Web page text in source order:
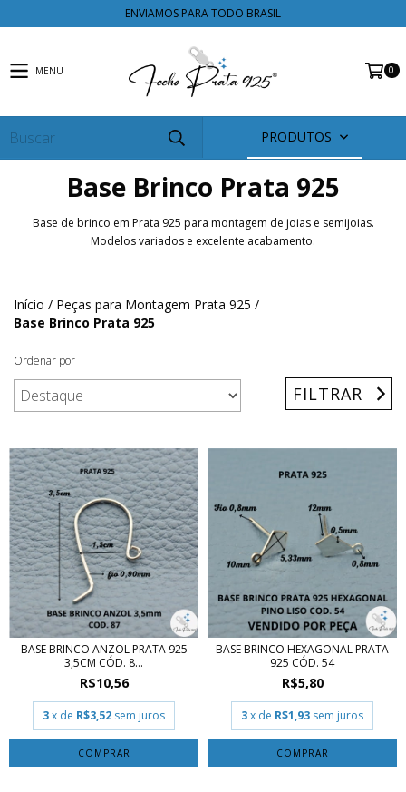
ENVIAMOS PARA TODO BRASIL
MENU 0
PRODUTOS
Base Brinco Prata 925
Base de brinco em Prata 925 para montagem de joias e semijoias.
Modelos variados e excelente acabamento.
Início / Peças para Montagem Prata 925 /
Base Brinco Prata 925
Ordenar por
FILTRAR
BASE BRINCO ANZOL PRATA 925
3,5CM CÓD. 8...
R$10,56
3x de R$3,52 sem juros
COMPRAR
BASE BRINCO HEXAGONAL PRATA
925 CÓD. 54
R$5,80
3x de R$1,93 sem juros
COMPRAR